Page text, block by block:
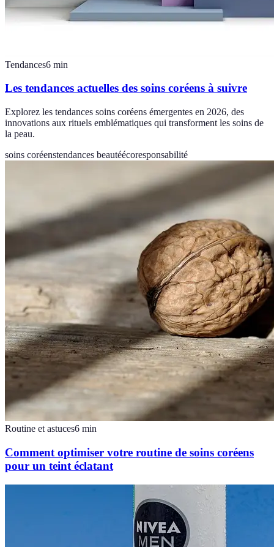
Tendances6 min
Les tendances actuelles des soins coréens à suivre
Explorez les tendances soins coréens émergentes en 2026, des
innovations aux rituels emblématiques qui transforment les soins de
la peau.
soins coréenstendances beautéécoresponsabilité
Routine et astuces6 min
Comment optimiser votre routine de soins coréens
pour un teint éclatant